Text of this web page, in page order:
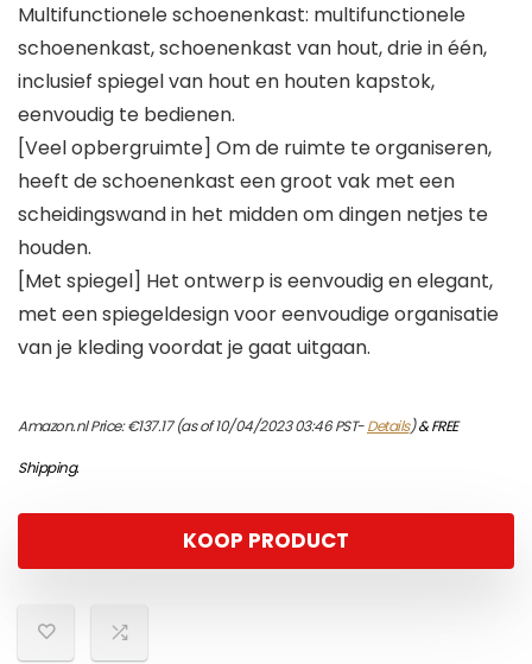
Multifunctionele schoenenkast: multifunctionele
schoenenkast, schoenenkast van hout, drie in één,
inclusief spiegel van hout en houten kapstok,
eenvoudig te bedienen.
[Veel opbergruimte] Om de ruimte te organiseren,
heeft de schoenenkast een groot vak met een
scheidingswand in het midden om dingen netjes te
houden.
[Met spiegel] Het ontwerp is eenvoudig en elegant,
met een spiegeldesign voor eenvoudige organisatie
van je kleding voordat je gaat uitgaan.
Amazon.nl Price:€137.17(as of 10/04/2023 03:46 PST-Details)&FREE
Shipping.
KOOP PRODUCT